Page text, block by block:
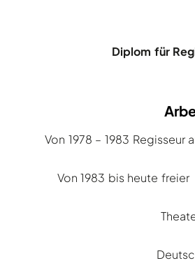
Diplom für
Von 1978 – 1983
Von 1983 bis heute